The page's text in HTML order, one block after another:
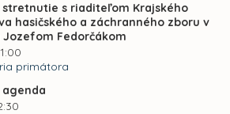
stretnutie s riaditeľom Krajského
hasičského a záchranného zboru v
Jozefom Fedorčákom
primátora
agenda